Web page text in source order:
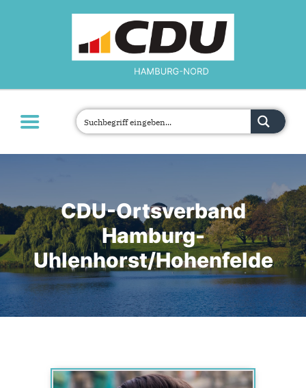
CDU-Ortsverband
Hamburg-
Uhlenhorst/Hohenfelde
MOIN!
ÜBER UNS
ORTSVERBÄNDE
PARLAMENTE
KONTAKT